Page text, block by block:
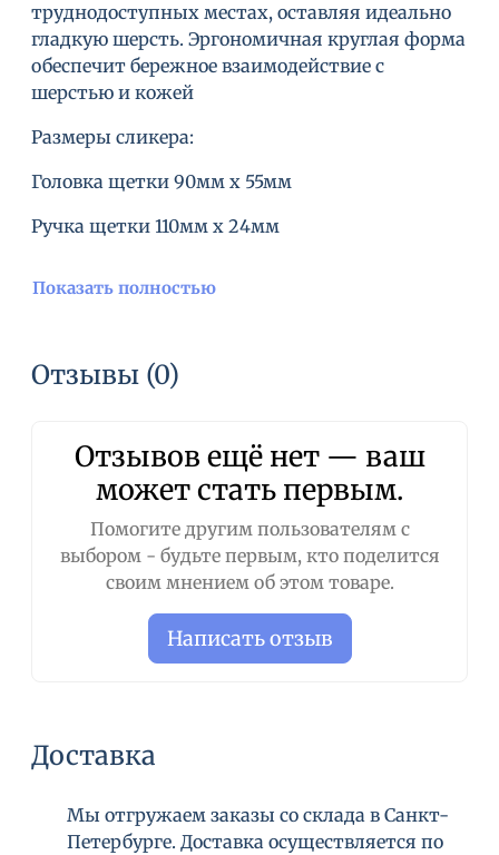
труднодоступных местах, оставляя идеально
гладкую шерсть. Эргономичная круглая форма
обеспечит бережное взаимодействие с
шерстью и кожей
Размеры сликера:
Головка щетки 90мм х 55мм
Ручка щетки 110мм х 24мм
Показать полностью
Отзывы (0)
Отзывов ещё нет — ваш
может стать первым.
Помогите другим пользователям с
выбором - будьте первым, кто поделится
своим мнением об этом товаре.
Написать отзыв
Доставка
Мы отгружаем заказы со склада в Санкт-
Петербурге. Доставка осуществляется по